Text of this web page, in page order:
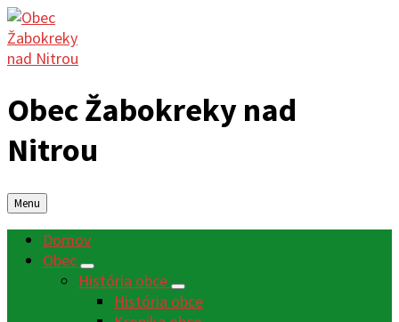
Obec Žabokreky nad
Nitrou
Menu
Domov
Obec
História obce
História obce